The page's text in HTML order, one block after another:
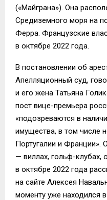
(«Майграна»). Она
Средиземного моря на
Ферра. Французские
в октябре 2022 года.
В постановлении об
Апелляционный суд,
и его жена Татьяна
пост вице-премьера
«подозреваются в
имущества, в том числе
Португалии и Франции».
— виллах, гольф-клубах,
в октябре 2022 года
на сайте Алексея
моменту уже находился